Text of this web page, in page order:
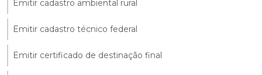
Emitir cadastro ambiental rural
Emitir cadastro técnico federal
Emitir certificado de destinação final